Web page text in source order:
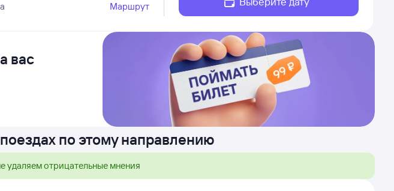
Маршрут
вас
по этому направлению
удаляем отрицательные мнения